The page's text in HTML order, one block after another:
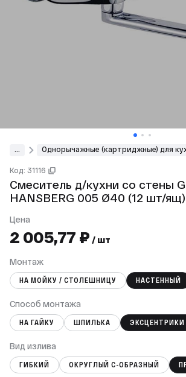
... Однорычажные (картриджные) для
Код: 31116
Смеситель д/кухни со стены
HANSBERG 005 Ø40 (12 шт/ящ)
Цена
2 005,77 ₽ / шт
Монтаж
НА МОЙКУ / СТОЛЕШНИЦУ НАСТЕННЫЙ
Способ монтажа
НА ГАЙКУ ШПИЛЬКА ЭКСЦЕНТРИКИ
Вид излива
ГИБКИЙ ОКРУГЛЫЙ С-ОБРАЗНЫЙ